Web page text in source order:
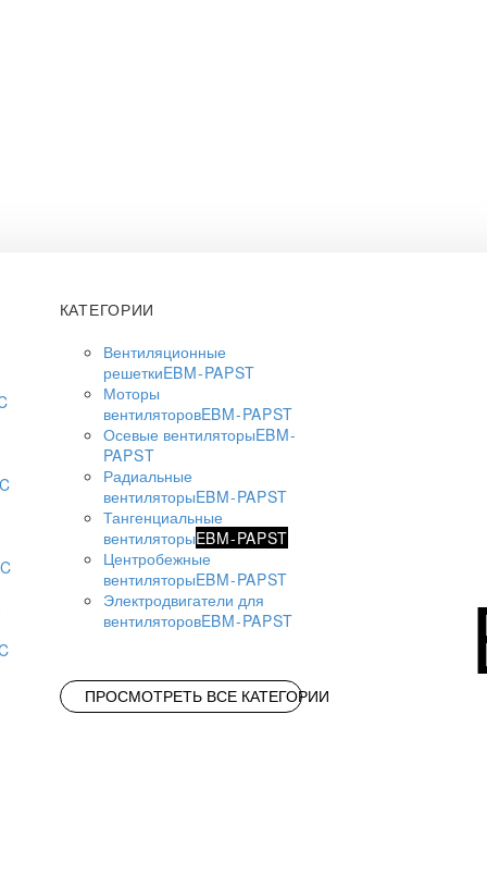
КАТЕГОРИИ
Вентиляционные
решеткиEBM-PAPST
Моторы
вентиляторовEBM-PAPST
Осевые вентиляторыEBM-
PAPST
Радиальные
вентиляторыEBM-PAPST
Тангенциальные
вентиляторыEBM-PAPST
Центробежные
вентиляторыEBM-PAPST
Электродвигатели для
вентиляторовEBM-PAPST
ПРОСМОТРЕТЬ ВСЕ КАТЕГОРИИ